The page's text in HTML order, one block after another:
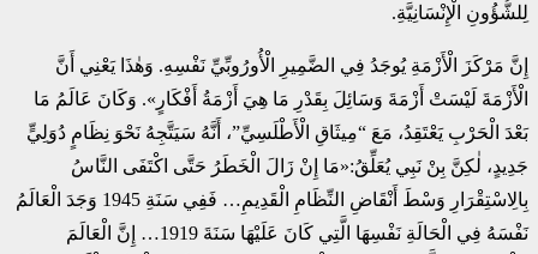
لِلشُّؤُونِ الْإِنْسَانِيَّةِ.
إِنَّ مَرْكَزَ الْأَزْمَةِ يُوجَدُ فِي الضَّمِيرِ الْأُورُوبِّيِّ نَفْسِهِ. وَهٰذَا يَعْنِي أَنَّ
الْأَزْمَةَ لَيْسَتْ أَزْمَةَ وَسَائِلَ بِقَدْرِ مَا هِيَ أَزْمَةُ أَفْكَارٍ». وَكَانَ عَالَمُ مَا
بَعْدَ الْحَرْبِ يَعْتَقِدُ، مَعَ “مِيثَاقِ الْأَطْلَسِيِّ”، أَنَّهُ سَيَتَّجِهُ نَحْوَ نِظَامٍ دُوَلِيٍّ
جَدِيدٍ، لٰكِنَّ بِنْ نَبِي يُعَلِّقُ:«مَا إِنْ زَالَ الْخَطَرُ حَتَّى اكْتَفَى النَّاسُ
بِالِاسْتِقْرَارِ وَسْطَ أَنْقَاضِ النِّظَامِ الْقَدِيمِ… فَفِي سَنَةِ 1945 وَجَدَ الْعَالَمُ
نَفْسَهُ فِي الْحَالَةِ نَفْسِهَا الَّتِي كَانَ عَلَيْهَا سَنَةَ 1919… إِنَّ الْعَالَمَ